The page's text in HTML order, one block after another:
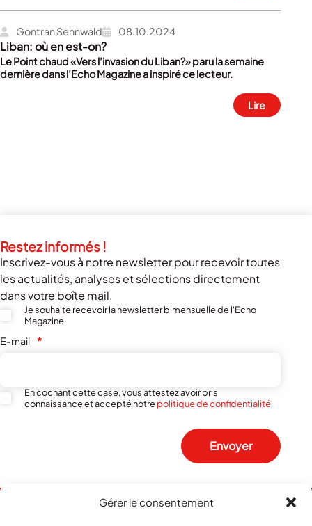
Gérer le consentement
Gontran Sennwald 08.10.2024
Liban: où en est-on?
Le Point chaud «Vers l’invasion du Liban?» paru la semaine
dernière dans l’Echo Magazine a inspiré ce lecteur.
Lire
Restez informés !
Inscrivez-vous à notre newsletter pour recevoir toutes
les actualités, analyses et sélections directement
dans votre boîte mail.
Je souhaite recevoir la newsletter bimensuelle de l'Echo
Magazine
E-mail *
En cochant cette case, vous attestez avoir pris
connaissance et accepté notrepolitique de confidentialité
Envoyer